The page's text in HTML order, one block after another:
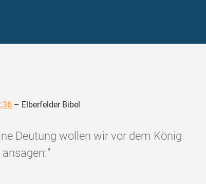
– Elberfelder Bibel
Deutung wollen wir vor dem König
ansagen:"